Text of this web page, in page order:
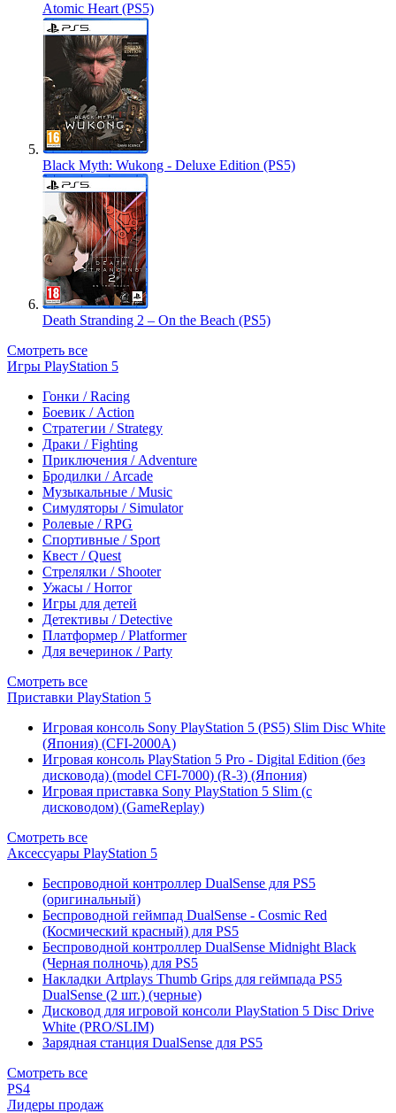
Atomic Heart (PS5)
Black Myth: Wukong - Deluxe Edition (PS5)
Death Stranding 2 – On the Beach (PS5)
Смотреть все
Игры PlayStation 5
Гонки / Racing
Боевик / Action
Стратегии / Strategy
Драки / Fighting
Приключения / Adventure
Бродилки / Arcade
Музыкальные / Music
Симуляторы / Simulator
Ролевые / RPG
Спортивные / Sport
Квест / Quest
Стрелялки / Shooter
Ужасы / Horror
Игры для детей
Детективы / Detective
Платформер / Platformer
Для вечеринок / Party
Смотреть все
Приставки PlayStation 5
Игровая консоль Sony PlayStation 5 (PS5) Slim Disc White
(Япония) (CFI-2000A)
Игровая консоль PlayStation 5 Pro - Digital Edition (без
дисковода) (model CFI-7000) (R-3) (Япония)
Игровая приставка Sony PlayStation 5 Slim (с
дисководом) (GameReplay)
Смотреть все
Аксессуары PlayStation 5
Беспроводной контроллер DualSense для PS5
(оригинальный)
Беспроводной геймпад DualSense - Cosmic Red
(Космический красный) для PS5
Беспроводной контроллер DualSense Midnight Black
(Черная полночь) для PS5
Накладки Artplays Thumb Grips для геймпада PS5
DualSense (2 шт.) (черные)
Дисковод для игровой консоли PlayStation 5 Disc Drive
White (PRO/SLIM)
Зарядная станция DualSense для PS5
Смотреть все
PS4
Лидеры продаж